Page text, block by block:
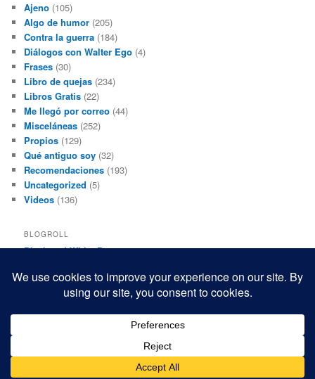
Ajeno (105)
Algo de humor (205)
Contra la guerra (184)
Diálogos con Walter Ego (4)
Frases (30)
Libro de quejas (234)
Libros Gratis (22)
Me llegó por correo (44)
Misceláneas (252)
Propios (129)
Qué antiguo soy (32)
Recomendaciones (193)
Uncategorized (5)
Videos (136)
BLOGROLL
Black and White Power
Mis macrofotografías
Teresita Rivas
Funciona gracias a WordPress